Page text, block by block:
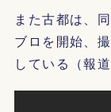
また古都は、
ブロを開始、
している（報道